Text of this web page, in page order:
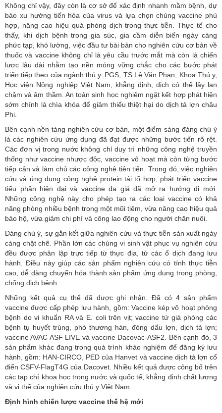
Không chỉ vậy, đây còn là cơ sở để xác định nhanh mầm bệnh, dự
báo xu hướng tiến hóa của virus và lựa chọn chủng vaccine phù
hợp, nâng cao hiệu quả phòng dịch trong thực tiễn. Thực tế cho
thấy, khi dịch bệnh trong gia súc, gia cầm diễn biến ngày càng
phức tạp, khó lường, việc đầu tư bài bản cho nghiên cứu cơ bản về
thuốc và vaccine không chỉ là yêu cầu trước mắt mà còn là chiến
lược lâu dài nhằm tạo nền móng vững chắc cho các bước phát
triển tiếp theo của ngành thú y. PGS, TS Lê Văn Phan, Khoa Thú y,
Học viện Nông nghiệp Việt Nam, khẳng định, dịch có thể lây lan
chậm và âm thầm. An toàn sinh học nghiêm ngặt kết hợp phát hiện
sớm chính là chìa khóa để giảm thiểu thiệt hại do dịch tả lợn châu
Phi.
Bên cạnh nền tảng nghiên cứu cơ bản, một điểm sáng đáng chú ý
là các nghiên cứu ứng dụng đã đạt được những bước tiến rõ rệt.
Các đơn vị trong nước không chỉ duy trì những công nghệ truyền
thống như vaccine nhược độc, vaccine vô hoạt mà còn từng bước
tiếp cận và làm chủ các công nghệ tiên tiến. Trong đó, việc nghiên
cứu và ứng dụng công nghệ protein tái tổ hợp, phát triển vaccine
tiểu phần hiện đại và vaccine đa giá đã mở ra hướng đi mới.
Những công nghệ này cho phép tạo ra các loại vaccine có khả
năng phòng nhiều bệnh trong một mũi tiêm, vừa nâng cao hiệu quả
bảo hộ, vừa giảm chi phí và công lao động cho người chăn nuôi.
Đáng chú ý, sự gắn kết giữa nghiên cứu và thực tiễn sản xuất ngày
càng chặt chẽ. Phần lớn các chủng vi sinh vật phục vụ nghiên cứu
đều được phân lập trực tiếp từ thực địa, từ các ổ dịch đang lưu
hành. Điều này giúp các sản phẩm nghiên cứu có tính thực tiễn
cao, dễ dàng chuyển hóa thành sản phẩm ứng dụng trong phòng,
chống dịch bệnh.
Những kết quả cụ thể đã được ghi nhận. Đã có 4 sản phẩm
vaccine được cấp phép lưu hành, gồm: Vaccine kép vô hoạt phòng
bệnh do vi khuẩn RA và E. coli trên vịt; vaccine tứ giá phòng các
bệnh tụ huyết trùng, phó thương hàn, đóng dấu lợn, dịch tả lợn;
vaccine AVAC ASF LIVE và vaccine Dacovac-ASF2. Bên cạnh đó, 3
sản phẩm khác đang trong quá trình khảo nghiệm để đăng ký lưu
hành, gồm: HAN-CIRCO, PED của Hanvet và vaccine dịch tả lợn cổ
điển CSFV-FlagT4G của Dacovet. Nhiều kết quả được công bố trên
các tạp chí khoa học trong nước và quốc tế, khẳng định chất lượng
và vị thế của nghiên cứu thú y Việt Nam.
Định hình chiến lược vaccine thế hệ mới